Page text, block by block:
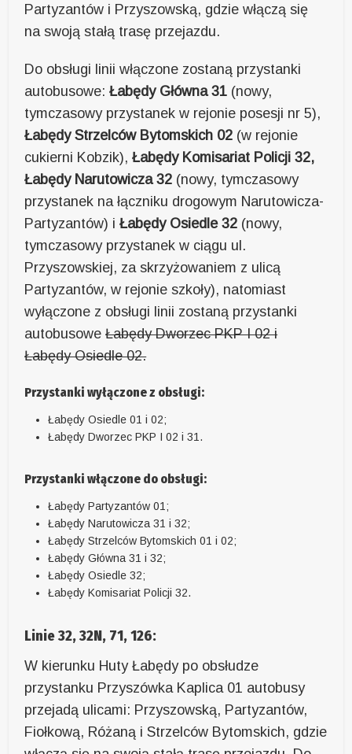
Partyzantów i Przyszowską, gdzie włączą się
na swoją stałą trasę przejazdu.
Do obsługi linii włączone zostaną przystanki
autobusowe:Łabędy Główna 31 (nowy,
tymczasowy przystanek w rejonie posesji nr 5),
Łabędy Strzelców Bytomskich 02 (w rejonie
cukierni Kobzik),Łabędy Komisariat Policji 32,
Łabędy Narutowicza 32 (nowy, tymczasowy
przystanek na łączniku drogowym Narutowicza-
Partyzantów) iŁabędy Osiedle 32 (nowy,
tymczasowy przystanek w ciągu ul.
Przyszowskiej, za skrzyżowaniem z ulicą
Partyzantów, w rejonie szkoły), natomiast
wyłączone z obsługi linii zostaną przystanki
autobusoweŁabędy Dworzec PKP I 02 i
Łabędy Osiedle 02.
Przystanki wyłączone z obsługi:
Łabędy Osiedle 01 i 02;
Łabędy Dworzec PKP I 02 i 31.
Przystanki włączone do obsługi:
Łabędy Partyzantów 01;
Łabędy Narutowicza 31 i 32;
Łabędy Strzelców Bytomskich 01 i 02;
Łabędy Główna 31 i 32;
Łabędy Osiedle 32;
Łabędy Komisariat Policji 32.
Linie 32, 32N, 71, 126:
W kierunku Huty Łabędy po obsłudze
przystanku Przyszówka Kaplica 01 autobusy
przejadą ulicami: Przyszowską, Partyzantów,
Fiołkową, Różaną i Strzelców Bytomskich, gdzie